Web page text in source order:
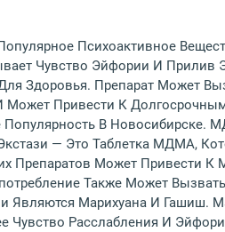
Психоактивное
Чувство Эйфории И Прилив
Здоровья. Препарат Может
Может Привести К
Популярность В
— Это Таблетка МДМА,
Препаратов Может Привести
Также Может
Являются Марихуана И Гашиш.
Расслабления И